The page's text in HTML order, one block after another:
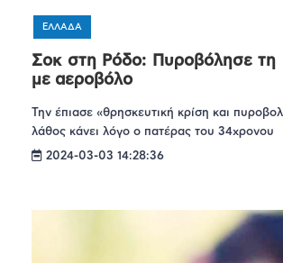
ΕΛΛΑΔΑ
Σοκ στη Ρόδο: Πυροβόλησε τη
με αεροβόλο
Την έπιασε «θρησκευτική κρίση και
λάθος κάνει λόγο ο πατέρας του 34χρονου
2024-03-03 14:28:36